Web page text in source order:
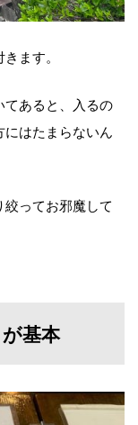
ます。
てあると、入るの
はたまらないん
ってお邪魔して
基本